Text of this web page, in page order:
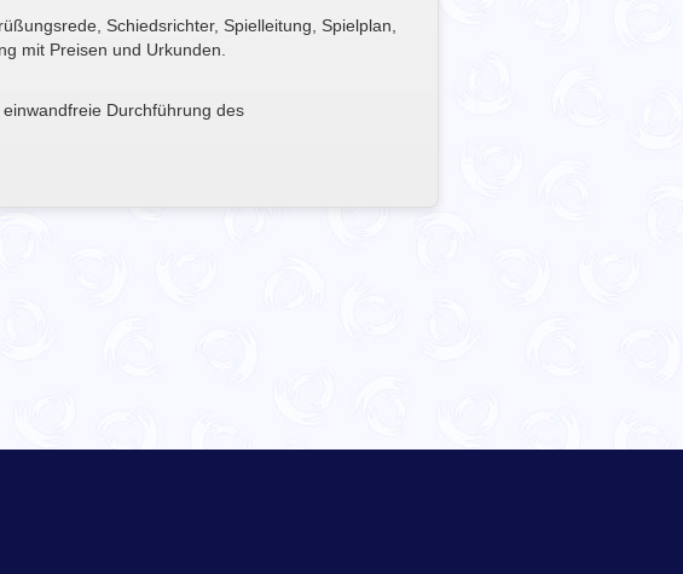
Schiedsrichter, Spielleitung, Spielplan,
mit Preisen und Urkunden.
Durchführung des